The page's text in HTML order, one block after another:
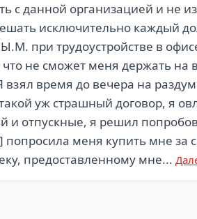
с данной организацией и не
исключительно каждый
при трудоустройстве в
не сможет меня держать на
время до вечера на
уж страшный договор, я
и отпускные, я решил
меня купить мне за
предоставленному мне...